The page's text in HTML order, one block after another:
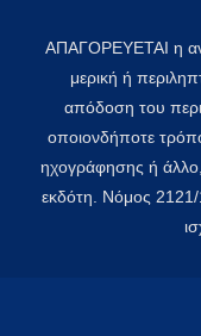
ΑΠΑΓΟΡΕΥΕΤΑΙ η
μερική ή
απόδοση του
οποιονδήποτε
ηχογράφησης ή
εκδότη. Νόμος 2121/